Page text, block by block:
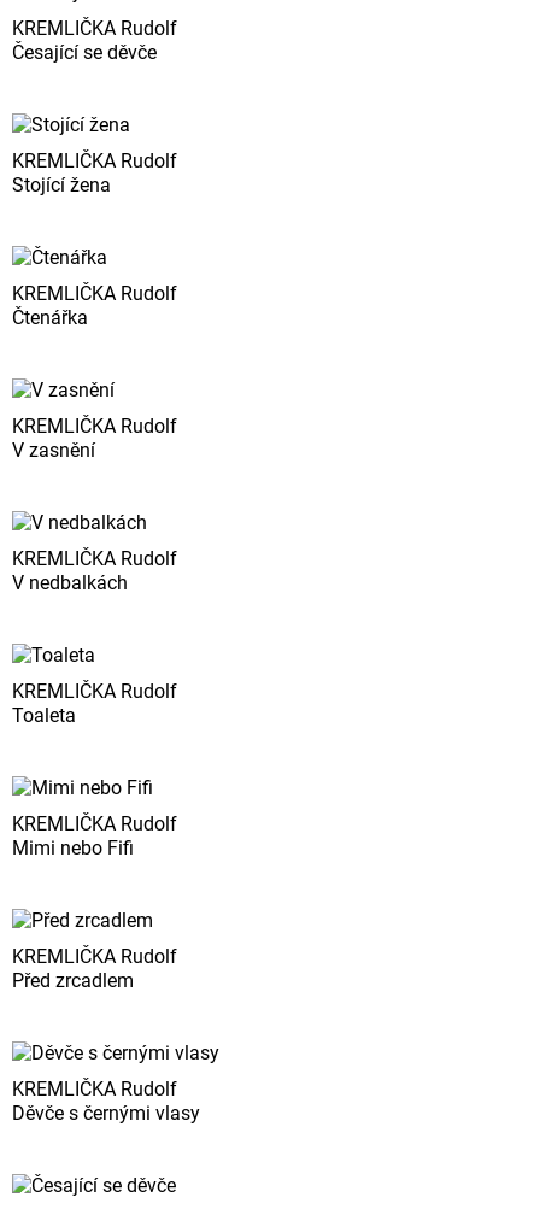
KREMLIČKA Rudolf
Česající se děvče
KREMLIČKA Rudolf
Stojící žena
KREMLIČKA Rudolf
Čtenářka
KREMLIČKA Rudolf
V zasnění
KREMLIČKA Rudolf
V nedbalkách
KREMLIČKA Rudolf
Toaleta
KREMLIČKA Rudolf
Mimi nebo Fifi
KREMLIČKA Rudolf
Před zrcadlem
KREMLIČKA Rudolf
Děvče s černými vlasy